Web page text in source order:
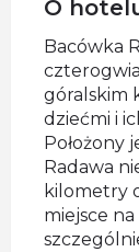
O
Bacówka
góralskim
dziećmi i
Położony
Radawa
kilometry
miejsce